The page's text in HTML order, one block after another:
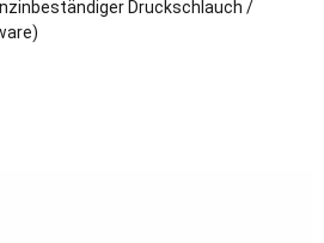
Druckschlauch /